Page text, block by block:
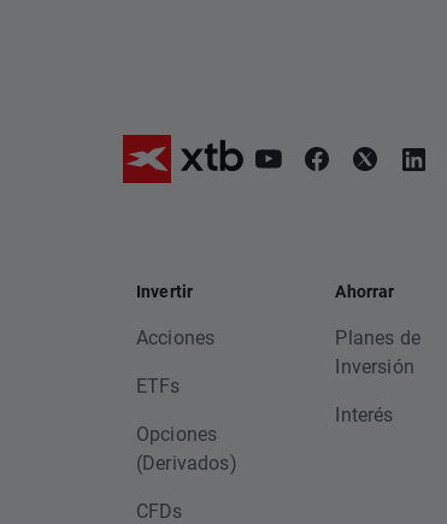
Invertir
Acciones
ETFs
Opciones
(Derivados)
CFDs
Ahorrar
Planes de
Inversión
Interés